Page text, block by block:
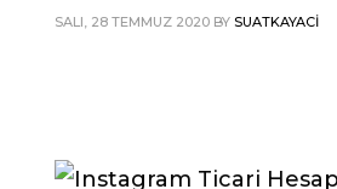
SALI, 28 TEMMUZ 2020 BY SUATKAYACI